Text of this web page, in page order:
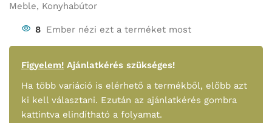
Meble, Konyhabútor
8 Ember nézi ezt a terméket most
Figyelem! Ajánlatkérés szükséges!
Ha több variáció is elérhető a termékből, előbb azt
ki kell választani. Ezután az ajánlatkérés gombra
kattintva elindítható a folyamat.